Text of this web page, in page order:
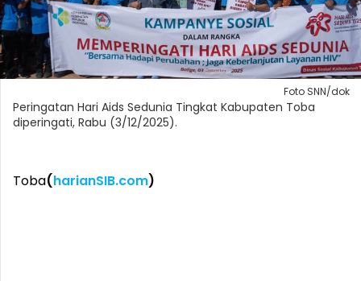
Foto SNN/dok
Peringatan Hari Aids Sedunia Tingkat Kabupaten Toba
diperingati, Rabu (3/12/2025).
Toba(harianSIB.com)